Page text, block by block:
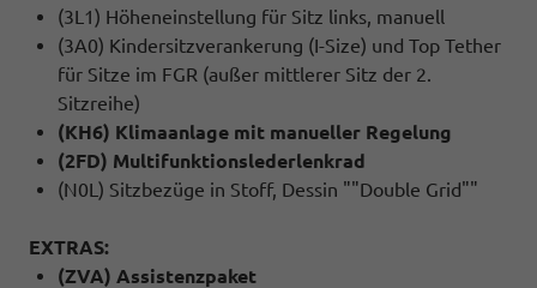
(3L1) Höheneinstellung für Sitz links, manuell
(3A0) Kindersitzverankerung (I-Size) und Top Tether
für Sitze im FGR (außer mittlerer Sitz der 2.
Sitzreihe)
(KH6) Klimaanlage mit manueller Regelung
(2FD) Multifunktionslederlenkrad
(N0L) Sitzbezüge in Stoff, Dessin ""Double Grid""
EXTRAS:
(ZVA) Assistenzpaket